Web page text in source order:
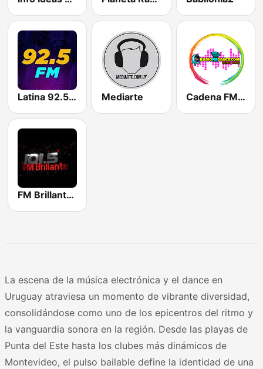
Latina 92.5 FM Mediarte Cadena FM Dance
FM Brillante 101.5
La escena de la música electrónica y el dance en
Uruguay atraviesa un momento de vibrante diversidad,
consolidándose como uno de los epicentros del ritmo y
la vanguardia sonora en la región. Desde las playas de
Punta del Este hasta los clubes más dinámicos de
Montevideo, el pulso bailable define la identidad de una